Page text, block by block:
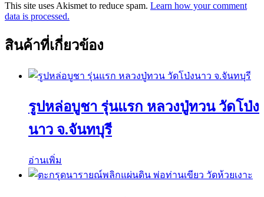
This site uses Akismet to reduce spam. Learn how your comment
data is processed.
สินค้าที่เกี่ยวข้อง
รูปหล่อบูชา รุ่นแรก หลวงปู่ทวน วัดโป่ง
นาว จ.จันทบุรี
อ่านเพิ่ม